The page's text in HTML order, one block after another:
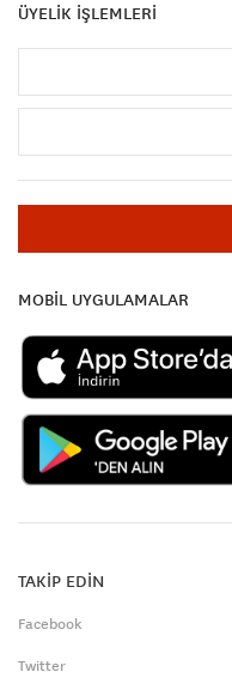
ÜYELİK İŞLEMLERİ
MOBİL UYGULAMALAR
TAKİP EDİN
Facebook
Twitter